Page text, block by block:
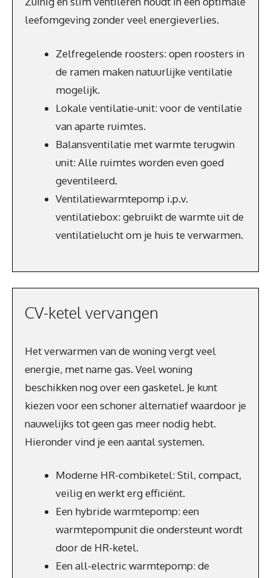
leefomgeving zonder veel energieverlies.
Zelfregelende roosters: open roosters in
de ramen maken natuurlijke ventilatie
mogelijk.
Lokale ventilatie-unit: voor de ventilatie
van aparte ruimtes.
Balansventilatie met warmte terugwin
unit: Alle ruimtes worden even goed
geventileerd.
Ventilatiewarmtepomp i.p.v.
ventilatiebox: gebruikt de warmte uit de
ventilatielucht om je huis te verwarmen.
CV-ketel vervangen
Het verwarmen van de woning vergt veel
energie, met name gas. Veel woning
beschikken nog over een gasketel. Je kunt
kiezen voor een schoner alternatief waardoor je
nauwelijks tot geen gas meer nodig hebt.
Hieronder vind je een aantal systemen.
Moderne HR-combiketel: Stil, compact,
veilig en werkt erg efficiënt.
Een hybride warmtepomp: een
warmtepompunit die ondersteunt wordt
door de HR-ketel.
Een all-electric warmtepomp: de